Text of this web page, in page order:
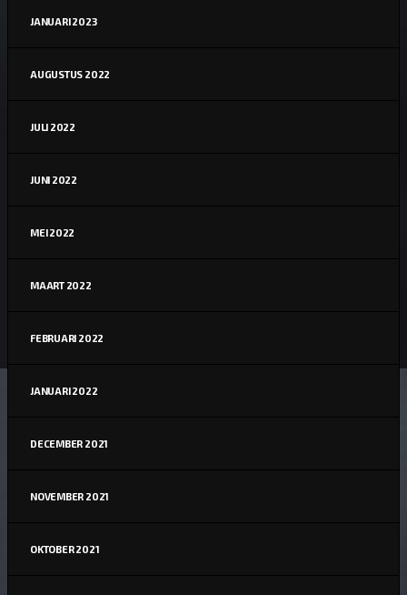
JANUARI 2023
AUGUSTUS 2022
JULI 2022
JUNI 2022
MEI 2022
MAART 2022
FEBRUARI 2022
JANUARI 2022
DECEMBER 2021
NOVEMBER 2021
OKTOBER 2021